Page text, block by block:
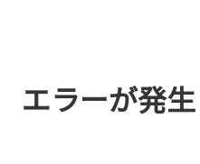
エラーが発